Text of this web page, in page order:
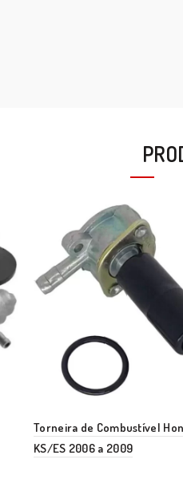
Torneira de Combustível
KS/ES 2006 a 2009